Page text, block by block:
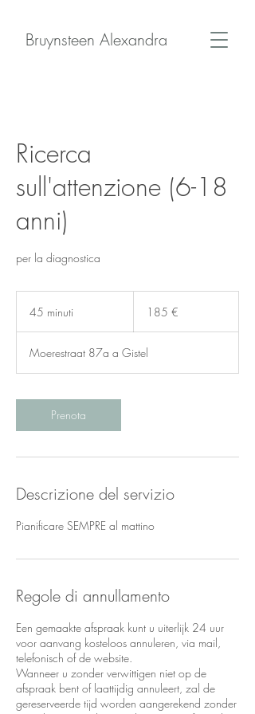
Bruynsteen Alexandra
Ricerca
sull'attenzione (6-18
anni)
per la diagnostica
45 minuti
i
n
t
i
185 €
Moerestraat 87a a Gistel
Prenota
Descrizione del servizio
Pianificare SEMPRE al mattino
Regole di annullamento
Een gemaakte afspraak kunt u uiterlijk 24 uur
voor aanvang kosteloos annuleren, via mail,
telefonisch of de website.
Wanneer u zonder verwittigen niet op de
afspraak bent of laattijdig annuleert, zal de
gereserveerde tijd worden aangerekend zonder